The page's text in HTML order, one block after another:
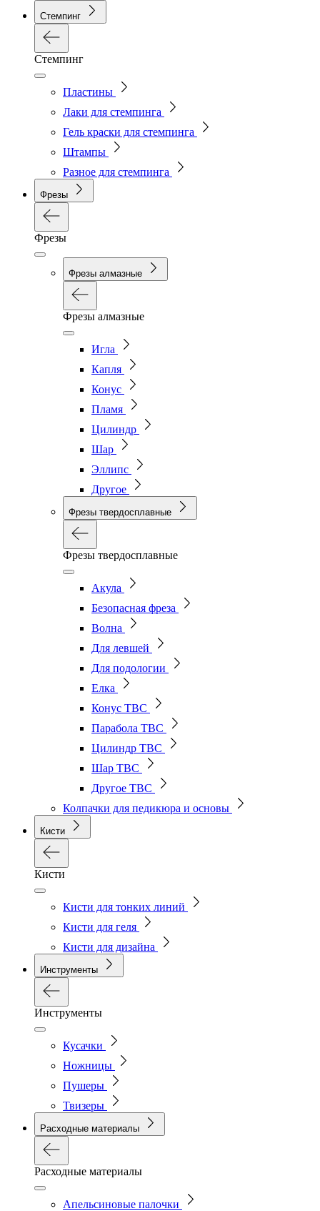
Стемпинг
Стемпинг
Пластины
Лаки для стемпинга
Гель краски для стемпинга
Штампы
Разное для стемпинга
Фрезы
Фрезы
Фрезы алмазные
Фрезы алмазные
Игла
Капля
Конус
Пламя
Цилиндр
Шар
Эллипс
Другое
Фрезы твердосплавные
Фрезы твердосплавные
Акула
Безопасная фреза
Волна
Для левшей
Для подологии
Елка
Конус ТВС
Парабола ТВС
Цилиндр ТВС
Шар ТВС
Другое ТВС
Колпачки для педикюра и основы
Кисти
Кисти
Кисти для тонких линий
Кисти для геля
Кисти для дизайна
Инструменты
Инструменты
Кусачки
Ножницы
Пушеры
Твизеры
Расходные материалы
Расходные материалы
Апельсиновые палочки